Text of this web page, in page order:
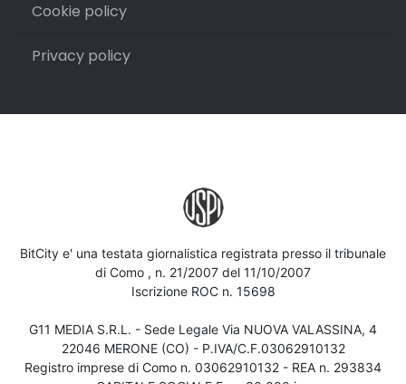
Cookie policy
Privacy policy
BitCity e' una testata giornalistica registrata presso il tribunale
di Como , n. 21/2007 del 11/10/2007
Iscrizione ROC n. 15698
G11 MEDIA S.R.L. - Sede Legale Via NUOVA VALASSINA, 4
22046 MERONE (CO) - P.IVA/C.F.03062910132
Registro imprese di Como n. 03062910132 - REA n. 293834